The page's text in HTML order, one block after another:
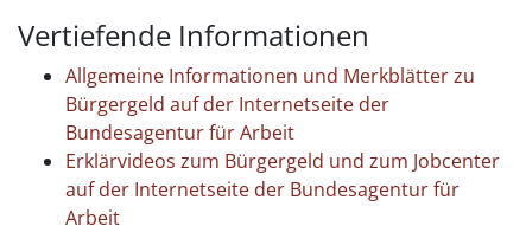
Vertiefende Informationen
Allgemeine Informationen und Merkblätter zu
Bürgergeld auf der Internetseite der
Bundesagentur für Arbeit
Erklärvideos zum Bürgergeld und zum Jobcenter
auf der Internetseite der Bundesagentur für
Arbeit